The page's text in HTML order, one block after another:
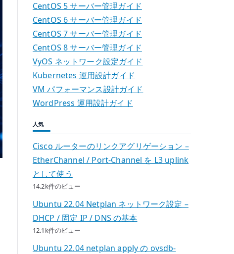
CentOS 5 サーバー管理ガイド
CentOS 6 サーバー管理ガイド
CentOS 7 サーバー管理ガイド
CentOS 8 サーバー管理ガイド
VyOS ネットワーク設定ガイド
Kubernetes 運用設計ガイド
VM パフォーマンス設計ガイド
WordPress 運用設計ガイド
人気
Cisco ルーターのリンクアグリゲーション –
EtherChannel / Port-Channel を L3 uplink
として使う
14.2k件のビュー
Ubuntu 22.04 Netplan ネットワーク設定 –
DHCP / 固定 IP / DNS の基本
12.1k件のビュー
Ubuntu 22.04 netplan apply の ovsdb-